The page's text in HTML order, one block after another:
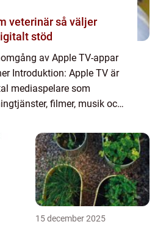
så väljer
stöd
av Apple TV-appar
Introduktion: Apple TV är
mediaspelare som
filmer, musik och
vi att ge en omf...
15 december 2025